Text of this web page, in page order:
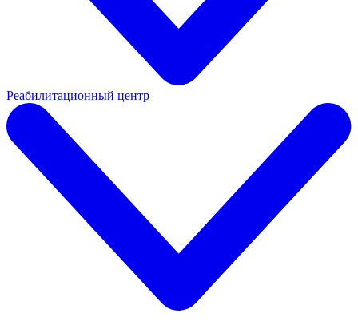
Реабилитационный центр